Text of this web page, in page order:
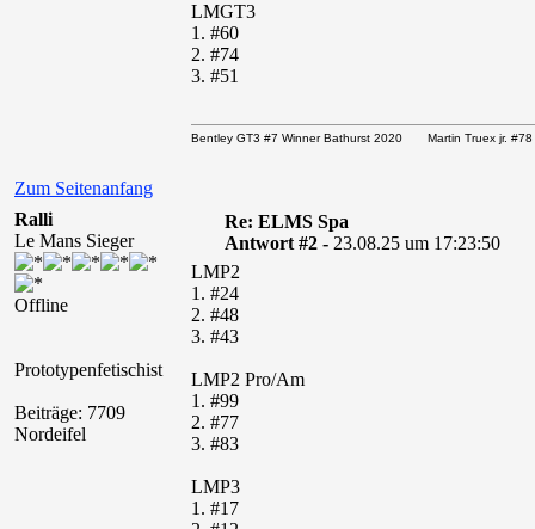
LMGT3
1. #60
2. #74
3. #51
Zum Seitenanfang
Bentley GT3 #7 Winner Bathurst 2020 Martin Truex jr.
Ralli
Le Mans Sieger
Offline
Prototypenfetischist
Beiträge: 7709
Nordeifel
Re: ELMS Spa
Antwort #2 - 23.08.25 um 17:23:50
LMP2
1. #24
2. #48
3. #43
LMP2 Pro/Am
1. #99
2. #77
3. #83
LMP3
1. #17